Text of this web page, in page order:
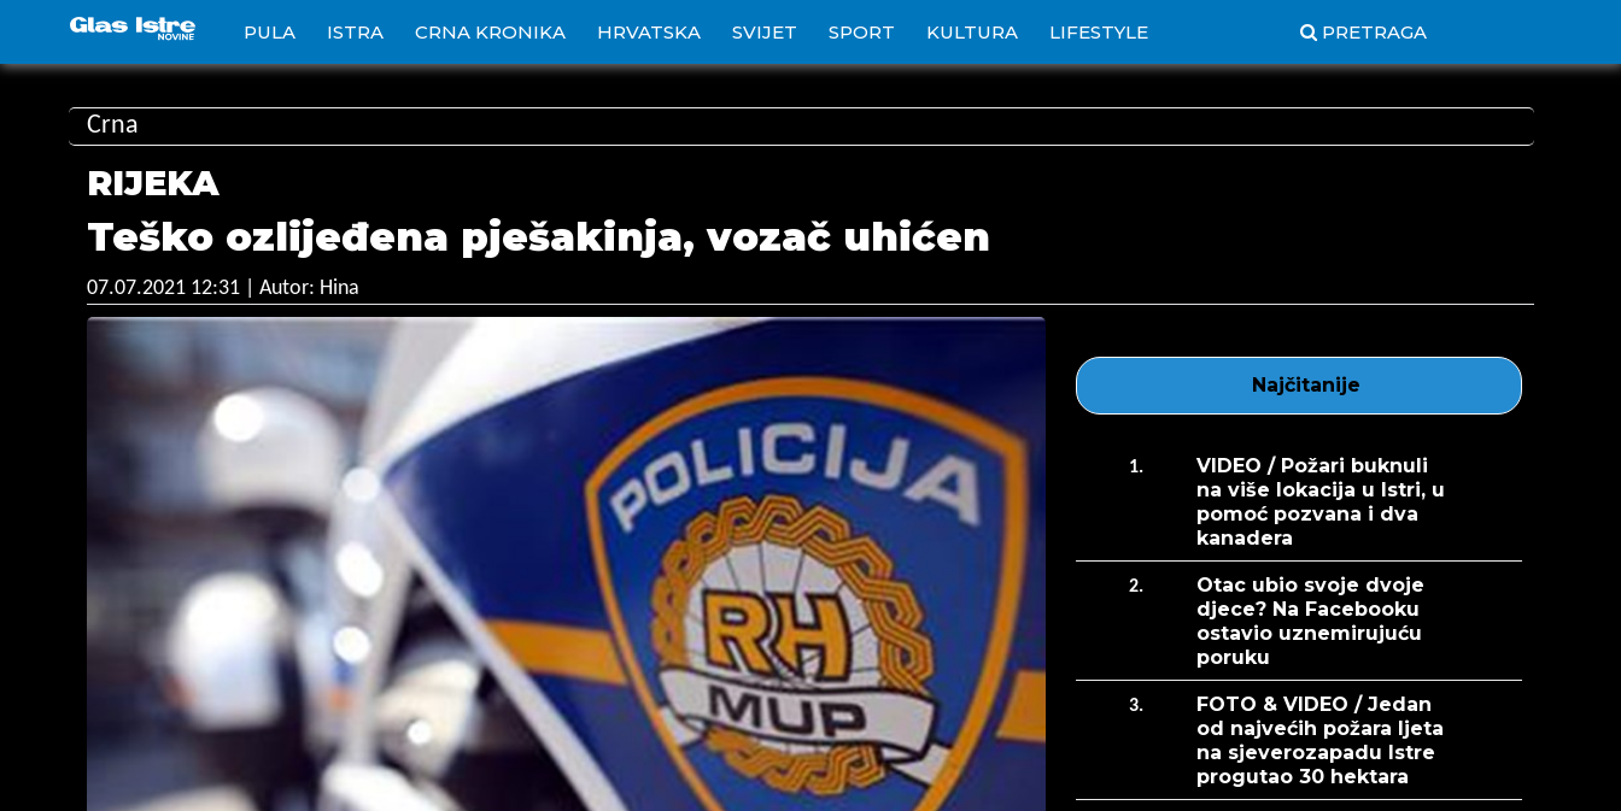
PULA ISTRA CRNA KRONIKA HRVATSKA SVIJET SPORT KULTURA LIFESTYLE PRETRAGA
Crna
RIJEKA
Teško ozlijeđena pješakinja, vozač uhićen
07.07.2021 12:31 | Autor: Hina
Najčitanije
1.
VIDEO / Požari buknuli
na više lokacija u Istri, u
pomoć pozvana i dva
kanadera
2.
Otac ubio svoje dvoje
djece? Na Facebooku
ostavio uznemirujuću
poruku
3.
FOTO & VIDEO / Jedan
od najvećih požara ljeta
na sjeverozapadu Istre
progutao 30 hektara